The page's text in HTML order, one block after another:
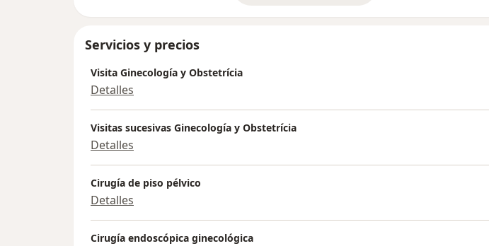
Servicios y precios
Visita Ginecología y Obstetrícia
Detalles
Visitas sucesivas Ginecología y Obstetrícia
Detalles
Cirugía de piso pélvico
Detalles
Cirugía endoscópica ginecológica